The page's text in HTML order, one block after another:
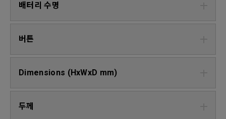
배터리 수명
버튼
Dimensions (HxWxD mm)
두께